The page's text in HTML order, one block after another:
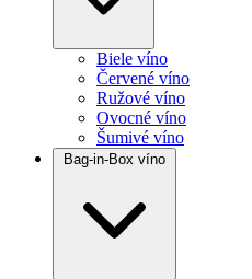
Biele víno
Červené víno
Ružové víno
Ovocné víno
Šumivé víno
Bag-in-Box víno